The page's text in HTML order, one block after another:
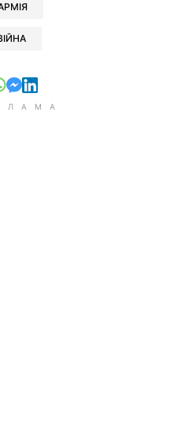
у Telegram
у Facebook
у Xу Viber
відправити у Whatsapp
відправити у Messenger
відправити у LinkedIn